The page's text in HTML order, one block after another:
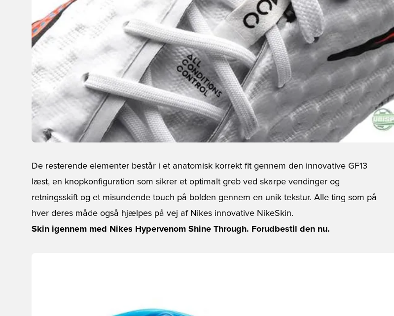
De resterende elementer består i et anatomisk korrekt fit gennem den innovative GF13
læst, en knopkonfiguration som sikrer et optimalt greb ved skarpe vendinger og
retningsskift og et misundende touch på bolden gennem en unik tekstur. Alle ting som på
hver deres måde også hjælpes på vej af Nikes innovative NikeSkin.
Skin igennem med Nikes Hypervenom Shine Through. Forudbestil den nu.